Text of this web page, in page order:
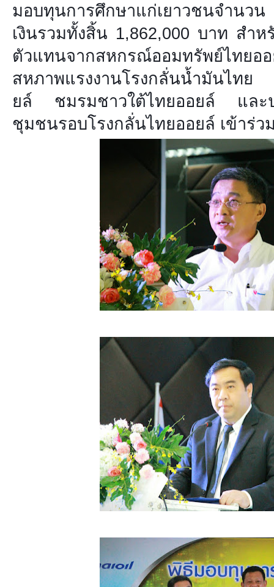
มอบทุนการศึกษาแก่เยาวชนจำน
เงินรวมทั้งสิ้น 1,862,000 บาท สำ
ตัวแทนจากสหกรณ์ออมทรัพ
สหภาพแรงงานโรงกลั่นน้ำมันไทย
ยล์ ชมรมชาวใต้ไทยออยล์ และป
ชุมชนรอบโรงกลั่นไทยออยล์ เข้าร่ว